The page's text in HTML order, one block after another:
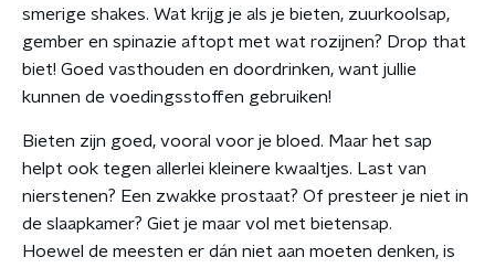
smerige shakes. Wat krijg je als je bieten, zuurkoolsap,
gember en spinazie aftopt met wat rozijnen? Drop that
biet! Goed vasthouden en doordrinken, want jullie
kunnen de voedingsstoffen gebruiken!
Bieten zijn goed, vooral voor je bloed. Maar het sap
helpt ook tegen allerlei kleinere kwaaltjes. Last van
nierstenen? Een zwakke prostaat? Of presteer je niet in
de slaapkamer? Giet je maar vol met bietensap.
Hoewel de meesten er dán niet aan moeten denken, is